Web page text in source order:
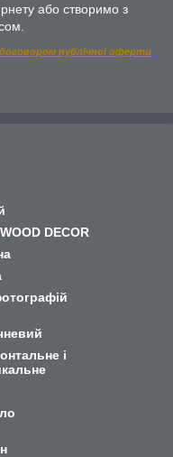
або створимо з
публічної оферти
DECOR
і